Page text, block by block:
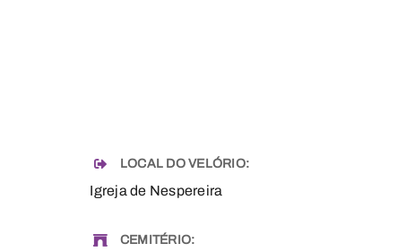
LOCAL DO VELÓRIO:
Igreja de Nespereira
CEMITÉRIO: